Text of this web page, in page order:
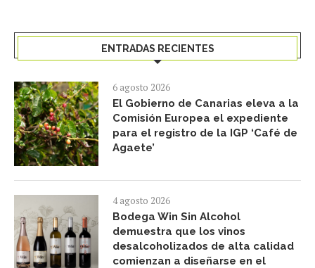
ENTRADAS RECIENTES
6 agosto 2026
El Gobierno de Canarias eleva a la
Comisión Europea el expediente
para el registro de la IGP ‘Café de
Agaete’
4 agosto 2026
Bodega Win Sin Alcohol
demuestra que los vinos
desalcoholizados de alta calidad
comienzan a diseñarse en el